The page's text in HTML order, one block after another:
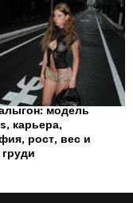
модель
карьера,
рост, вес и